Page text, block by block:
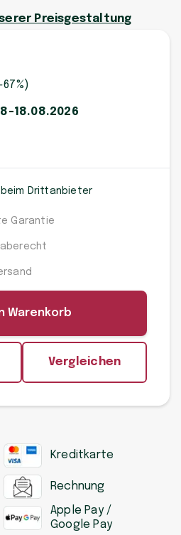
Preisgestaltung
67%)
18.08.2026
beim Drittanbieter
Garantie
Warenkorb
Vergleichen
Kreditkarte
Rechnung
Apple Pay /
Google Pay